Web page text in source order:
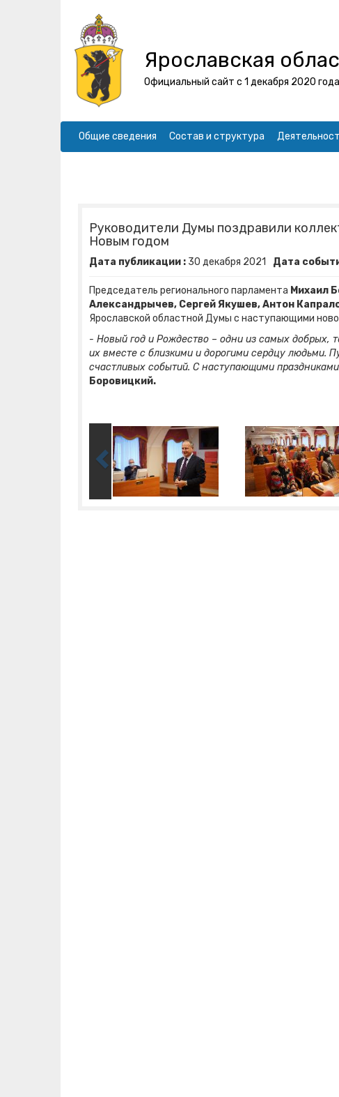
Ярославская
Официальный сайт с 1 декабря 2020 года
Общие сведения Состав и структура
Руководители Думы поздравили
Новым годом
Дата публикации : 30 декабря 2021 Дата
Председатель регионального парламента Михаил
Александрычев, Сергей Якушев, Антон
Ярославской областной Думы с наступающими
- Новый год и Рождество – одни из самых добрых,
их вместе с близкими и дорогими сердцу людьми.
счастливых событий. С наступающими
Боровицкий.